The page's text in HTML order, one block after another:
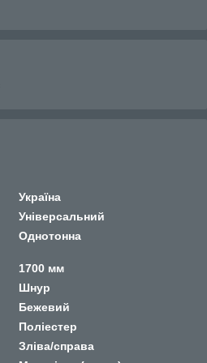
Україна
Універсальний
Однотонна
1700 мм
Шнур
Бежевий
Поліестер
Зліва/справа